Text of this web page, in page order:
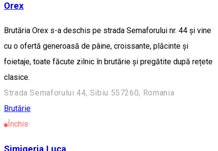
Orex
Brutăria Orex s-a deschis pe strada Semaforului nr. 44 și vine
cu o ofertă generoasă de pâine, croissante, plăcinte și
foietaje, toate făcute zilnic în brutărie și pregătite după rețete
clasice.
Strada Semaforului 44, Sibiu 557260, Romania
Brutărie
Închis